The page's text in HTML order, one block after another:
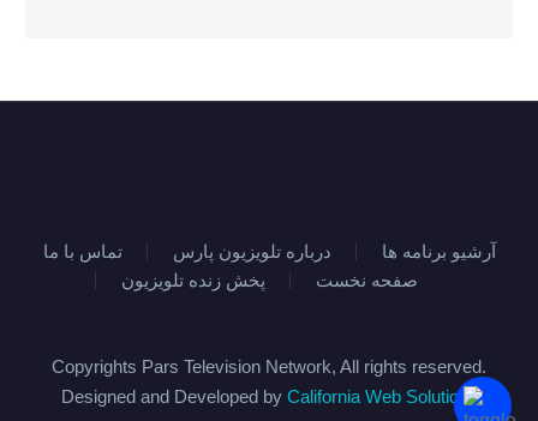
تماس با ما درباره تلویزیون پارس
آرشیو برنامه ها
پخش زنده تلویزیون
صفحه نخست
Copyrights Pars Television Network, All rights reserved.
Designed and Developed by California Web Solutions